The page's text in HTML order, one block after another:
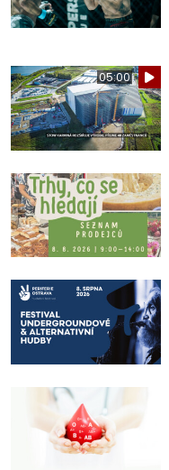
05:00